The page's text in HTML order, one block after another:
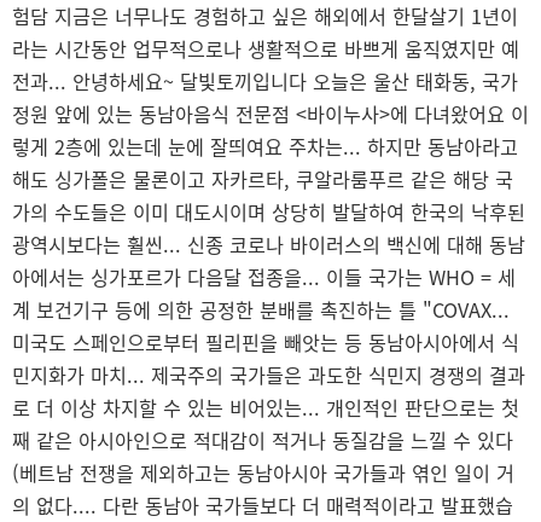
험담 지금은 너무나도 경험하고 싶은 해외에서 한달살기 1년이
라는 시간동안 업무적으로나 생활적으로 바쁘게 움직였지만 예
전과... 안녕하세요~ 달빛토끼입니다 오늘은 울산 태화동, 국가
정원 앞에 있는 동남아음식 전문점 <바이누사>에 다녀왔어요 이
렇게 2층에 있는데 눈에 잘띄여요 주차는... 하지만 동남아라고
해도 싱가폴은 물론이고 자카르타, 쿠알라룸푸르 같은 해당 국
가의 수도들은 이미 대도시이며 상당히 발달하여 한국의 낙후된
광역시보다는 훨씬... 신종 코로나 바이러스의 백신에 대해 동남
아에서는 싱가포르가 다음달 접종을... 이들 국가는 WHO = 세
계 보건기구 등에 의한 공정한 분배를 촉진하는 틀 "COVAX...
미국도 스페인으로부터 필리핀을 빼앗는 등 동남아시아에서 식
민지화가 마치... 제국주의 국가들은 과도한 식민지 경쟁의 결과
로 더 이상 차지할 수 있는 비어있는... 개인적인 판단으로는 첫
째 같은 아시아인으로 적대감이 적거나 동질감을 느낄 수 있다
(베트남 전쟁을 제외하고는 동남아시아 국가들과 엮인 일이 거
의 없다.... 다란 동남아 국가들보다 더 매력적이라고 발표했습